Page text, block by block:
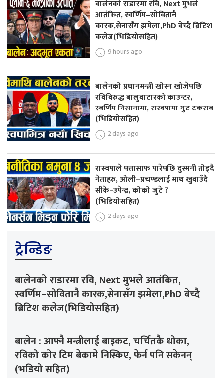
बालेनको राडारमा रवि, Next मुभले
आतंकित, स्वर्णिम–सोवितानै
कारक,सेनासँग झमेला,PhD बेच्दै ब्रिटिश
कलेज(भिडियोसहित)
9 hours ago
बालेनको प्रधानमन्त्री खोस्न खोजेपछि
रविविरुद्ध बालुवाटारको काउन्टर,
स्वर्णिम निसानामा, रास्वपामा गुट टकराव
(भिडियोसहित)
2 days ago
रास्वपाले पत्तासाफ पारेपछि दुस्मनी तोड्दै
नेताहरु, ओली–प्रचण्डलाई माथ खुवाउँदै
सीके–उपेन्द्र, कोको जुटे ?
(भिडियोसहित)
2 days ago
ट्रेन्डिङ
बालेनको राडारमा रवि, Next मुभले आतंकित,
स्वर्णिम–सोवितानै कारक,सेनासँग झमेला,PhD बेच्दै
ब्रिटिश कलेज(भिडियोसहित)
बालेन : आफ्नै मन्त्रीलाई बाइकट, चर्चितकै धोका,
रविको कोर टिम बेकामे निस्किए, फेर्न पनि सकेनन्
(भडियो सहित)